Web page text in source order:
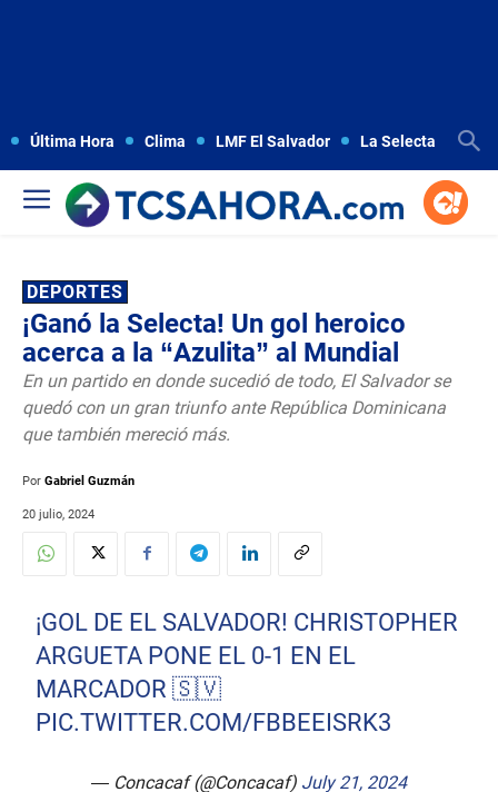
Última Hora Clima LMF El Salvador La Selecta
DEPORTES
¡Ganó la Selecta! Un gol heroico
acerca a la “Azulita” al Mundial
En un partido en donde sucedió de todo, El Salvador se
quedó con un gran triunfo ante República Dominicana
que también mereció más.
Por Gabriel Guzmán
20 julio, 2024
¡GOL DE EL SALVADOR! CHRISTOPHER
ARGUETA PONE EL 0-1 EN EL
MARCADOR 🇸🇻
PIC.TWITTER.COM/FBBEEISRK3
— Concacaf (@Concacaf) July 21, 2024